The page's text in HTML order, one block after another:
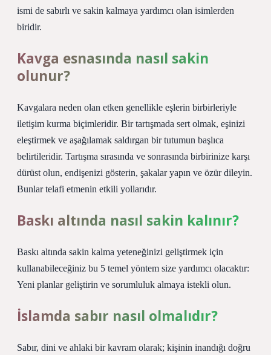
ismi de sabırlı ve sakin kalmaya yardımcı olan isimlerden
biridir.
Kavga esnasında nasıl sakin
olunur?
Kavgalara neden olan etken genellikle eşlerin birbirleriyle
iletişim kurma biçimleridir. Bir tartışmada sert olmak, eşinizi
eleştirmek ve aşağılamak saldırgan bir tutumun başlıca
belirtileridir. Tartışma sırasında ve sonrasında birbirinize karşı
dürüst olun, endişenizi gösterin, şakalar yapın ve özür dileyin.
Bunlar telafi etmenin etkili yollarıdır.
Baskı altında nasıl sakin kalınır?
Baskı altında sakin kalma yeteneğinizi geliştirmek için
kullanabileceğiniz bu 5 temel yöntem size yardımcı olacaktır:
Yeni planlar geliştirin ve sorumluluk almaya istekli olun.
İslamda sabır nasıl olmalıdır?
Sabır, dini ve ahlaki bir kavram olarak; kişinin inandığı doğru